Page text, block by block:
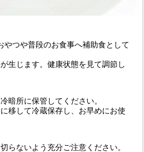
やつや普段のお食事へ補助食として
生じます。健康状態を見て調節し
暗所に保管してください。
移して冷蔵保存し、お早めにお使
らないよう充分ご注意ください。